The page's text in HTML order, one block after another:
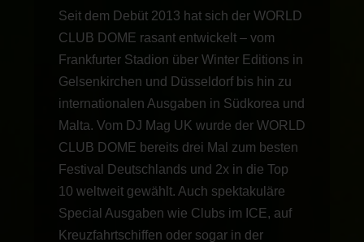
Seit dem Debüt 2013 hat sich der WORLD
CLUB DOME rasant entwickelt – vom
Frankfurter Stadion über Winter Editions in
Gelsenkirchen und Düsseldorf bis hin zu
internationalen Ausgaben in Südkorea und
Malta. Vom DJ Mag UK wurde der WORLD
CLUB DOME bereits drei Mal zum besten
Festival Deutschlands und 2x in die Top
10 weltweit gewählt. Auch spektakuläre
Special Ausgaben wie Clubs im ICE, auf
Kreuzfahrtschiffen oder sogar in der